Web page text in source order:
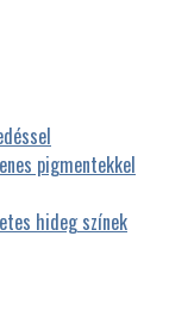
pigmentekkel
hideg színek